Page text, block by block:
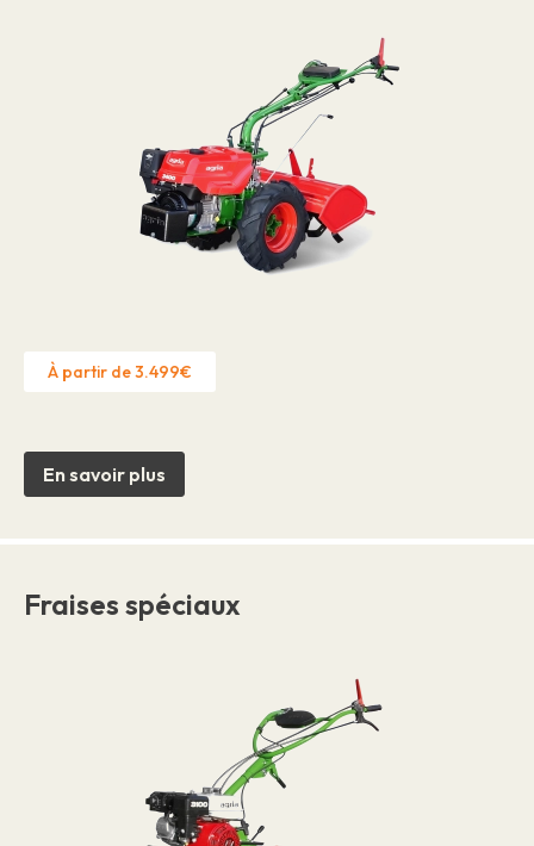
À partir de 3.499€
En savoir plus
Fraises spéciaux